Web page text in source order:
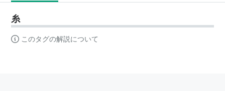
糸
このタグの解説について